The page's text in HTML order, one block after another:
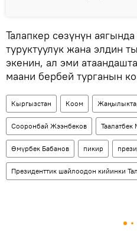
Талапкер сөзүнүн
туруктуулук жана элдин
экенин, ал эми
маани бербей турганын
Кыргызстан Коом
Сооронбай Жээнбеков
Өмүрбек Бабанов пикир
Президенттик шайлоодон кийинки